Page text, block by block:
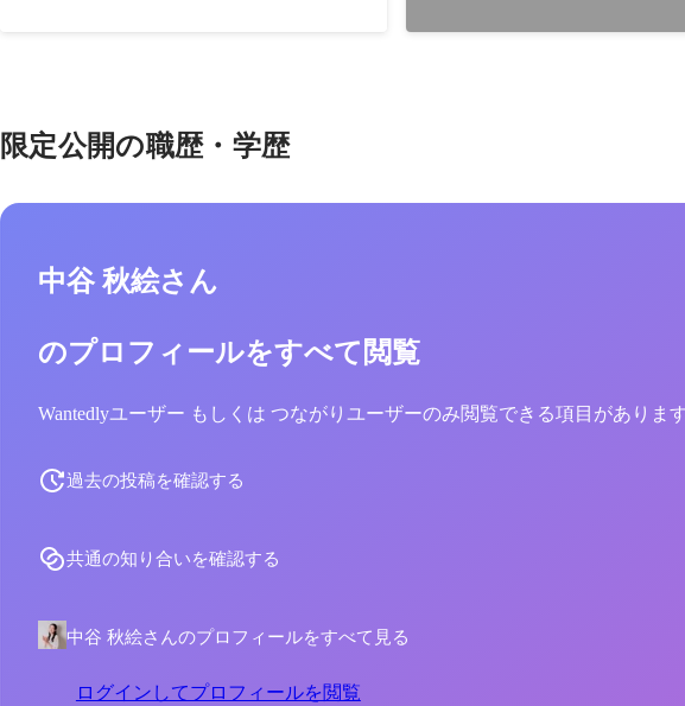
限定公開の職歴・学歴
中谷 秋絵さん
のプロフィールをすべて閲覧
Wantedlyユーザー もしくは つながりユーザーのみ閲覧できる項目がありま
過去の投稿を確認する
共通の知り合いを確認する
中谷 秋絵さんのプロフィールをすべて見る
ログインしてプロフィールを閲覧